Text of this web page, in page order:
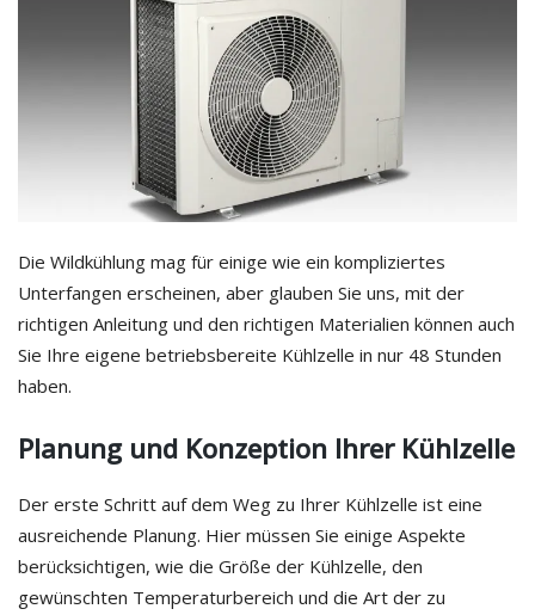
Die Wildkühlung mag für einige wie ein kompliziertes
Unterfangen erscheinen, aber glauben Sie uns, mit der
richtigen Anleitung und den richtigen Materialien können auch
Sie Ihre eigene betriebsbereite Kühlzelle in nur 48 Stunden
haben.
Planung und Konzeption Ihrer Kühlzelle
Der erste Schritt auf dem Weg zu Ihrer Kühlzelle ist eine
ausreichende Planung. Hier müssen Sie einige Aspekte
berücksichtigen, wie die Größe der Kühlzelle, den
gewünschten Temperaturbereich und die Art der zu